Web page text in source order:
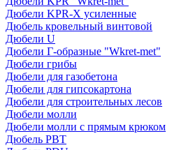
Дюбели KPR-Х усиленные
Дюбель кровельный винтовой
Дюбели U
Дюбели Г-образные "Wkret-met"
Дюбели грибы
Дюбели для газобетона
Дюбели для гипсокартона
Дюбели для строительных лесов
Дюбели молли
Дюбели молли с прямым крюком
Дюбель PBT